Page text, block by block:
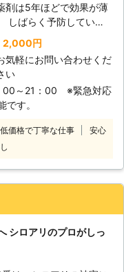
くようにしましょう。
応しております】 シロ
しては積極的に対応して
、ぜひとも私たちアール
ングスにシロアリ駆除を
さい。皆さまの家をシロ
ら全力で守らせていただ
シロアリ以外の害虫であ
ばゴキブリやムカデなど
ておりますのでぜひとも
剤は5年ほどで効果が薄
しばらく予防していな
がわいてきたなどで大切
ージを受けるまえに予防
す！ 家の基礎部
受けてしまうと建物の構
ばかりではなく家の資産
期的な予防剤
しましょう！
2,000円
気軽にお問い合わせくだ
い
00～21：00 ※緊急対応
です。
低価格で丁寧な仕事
安心
シロアリのプロがしっ